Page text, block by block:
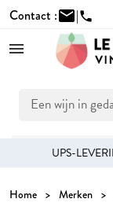
Contact :mail|phone
UPS-
Home Merken